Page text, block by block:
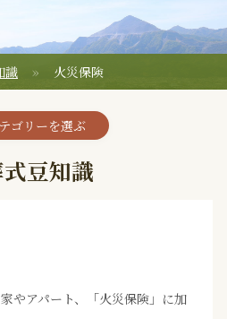
識 火災保険
ゴリーを選ぶ
豆知識
やアパート、「火災保険」に加